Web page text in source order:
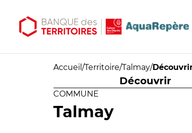
Accueil /Territoire/Talmay/
Découvrir
COMMUNE
Talmay